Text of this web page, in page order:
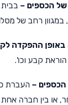
של הכספים –
במגוון רחב של
באופן ההפקדה
קבע וכו'.
הכספים – העברת
או בין חברה אחת